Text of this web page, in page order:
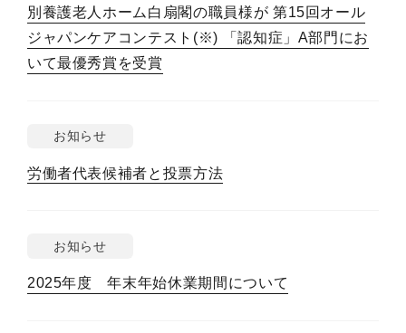
別養護老人ホーム白扇閣の職員様が 第15回オール
ジャパンケアコンテスト(※) 「認知症」A部門にお
いて最優秀賞を受賞
お知らせ
労働者代表候補者と投票方法
お知らせ
2025年度 年末年始休業期間について